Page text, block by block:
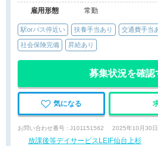
雇用形態
常勤
駅orバス停近い 扶養手当あり 交通費手当
社会保険完備 昇給あり
募集状況を確認
気になる
お問い合わせ番号 : J101151562 2025年10月30
放課後等デイサービスLEIF仙台上杉